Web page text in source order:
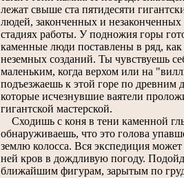
лежат свыше ста пятидесяти
людей, законченных и незаконченных
стадиях работы. У подножия горы
каменные люди поставлены в ряд,
неземных созданий. Ты чувствуешь
маленьким, когда верхом или на
подъезжаешь к этой горе по древним
которые исчезнувшие ваятели
гигантской мастерской.
Сходишь с коня в тени каменной
обнаруживаешь, что это голова
землю колосса. Вся экспедиция
ней кров в дождливую погоду.
ближайшим фигурам, зарытым по